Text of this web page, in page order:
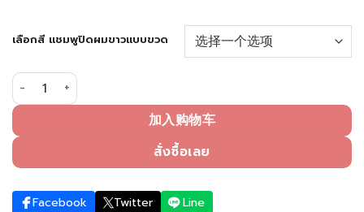
เลือกสี แชมพูปิดผมขาวแบบขวด
用自然黑覆盖白发（泵瓶） (คัดลอก) (Copy) (Copy) 数量
加入购物车
สั่งซื้อเลย
Facebook Twitter Line